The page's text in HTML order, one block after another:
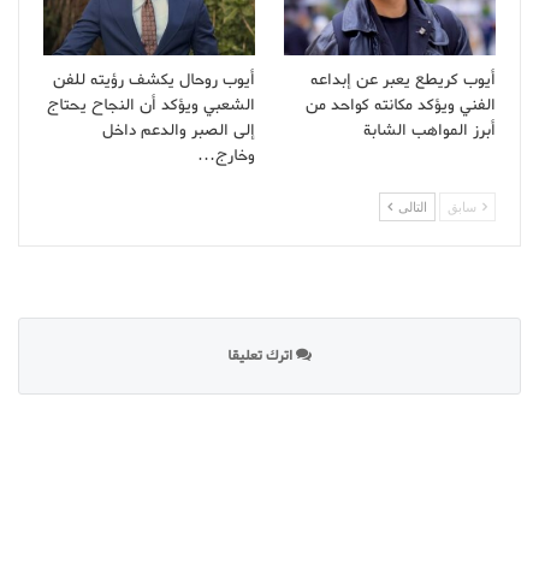
أيوب كريطع يعبر عن إبداعه
الفني ويؤكد مكانته كواحد من
أبرز المواهب الشابة
أيوب روحال يكشف رؤيته للفن
الشعبي ويؤكد أن النجاح يحتاج
إلى الصبر والدعم داخل
وخارج…
سابق التالى
اترك تعليقا